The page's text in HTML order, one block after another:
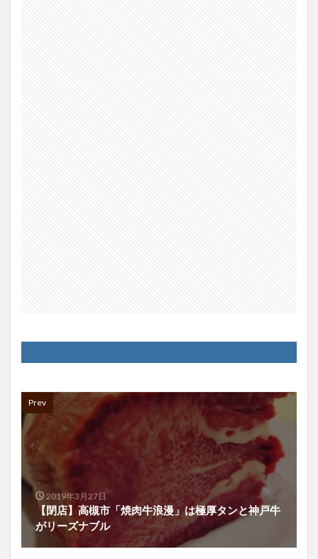
Prev
2019年3月27日
【閉店】高槻市「焼肉牛浪漫」は極厚タンと神戸牛
がリーズナブル